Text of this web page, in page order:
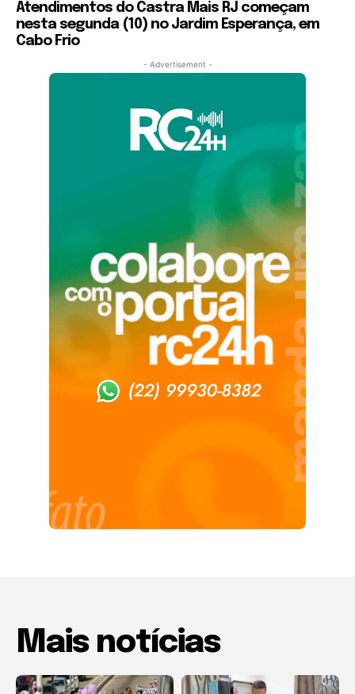
Atendimentos do Castra Mais RJ começam
nesta segunda (10) no Jardim Esperança, em
Cabo Frio
- Advertisement -
Mais notícias